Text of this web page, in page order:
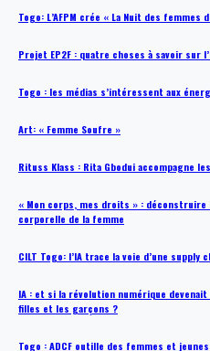
Togo: L’AFPM crée « La Nuit des femmes
Projet EP2F : quatre choses à savoir sur
Togo : les médias s’intéressent aux
Art: « Femme Soufre »
Rituss Klass : Rita Gbodui accompagne
« Mon corps, mes droits » : déconstruire
corporelle de la femme
CILT Togo: l’IA trace la voie d’une
IA : et si la révolution numérique
filles et les garçons ?
Togo : ADCF outille des femmes et